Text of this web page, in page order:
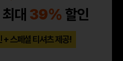
대 39% 할인
+ 스페셜 티셔츠 제공!